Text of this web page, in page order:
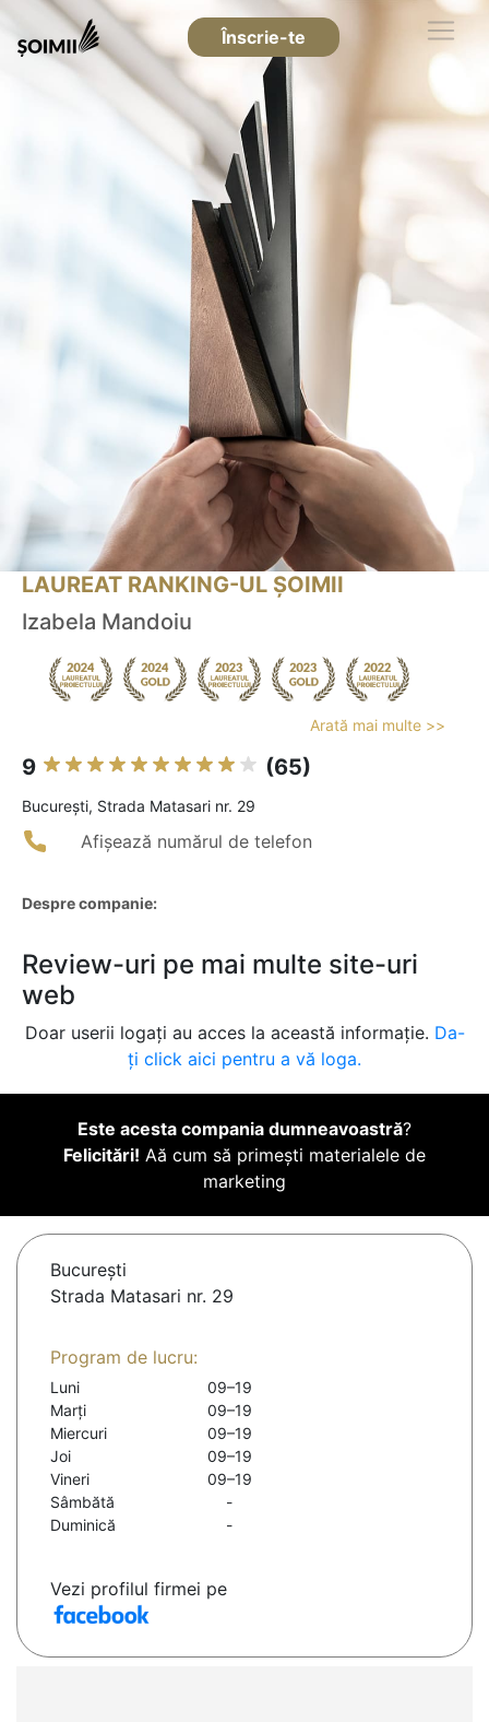
Înscrie-te
LAUREAT RANKING-UL ȘOIMII
Izabela Mandoiu
Arată mai multe >>
9 (65)
Bucureşti, Strada Matasari nr. 29
Afișează numărul de telefon
Despre companie:
Review-uri pe mai multe site-uri
web
Doar userii logați au acces la această informație. Da-
ți click aici pentru a vă loga.
Este acesta compania dumneavoastră?
Felicitări! Aă cum să primești materialele de
marketing
Bucureşti
Strada Matasari nr. 29
Program de lucru:
Luni
09–19
Marți
09–19
Miercuri
09–19
Joi
09–19
Vineri
09–19
Sâmbătă
-
Duminică
-
Vezi profilul firmei pe